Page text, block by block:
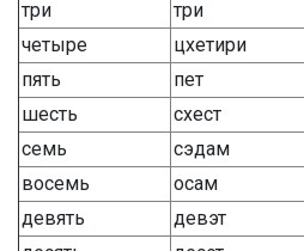
три
три
четыре
цхетири
пять
пет
шесть
схест
семь
сэдам
восемь
осам
девять
девэт